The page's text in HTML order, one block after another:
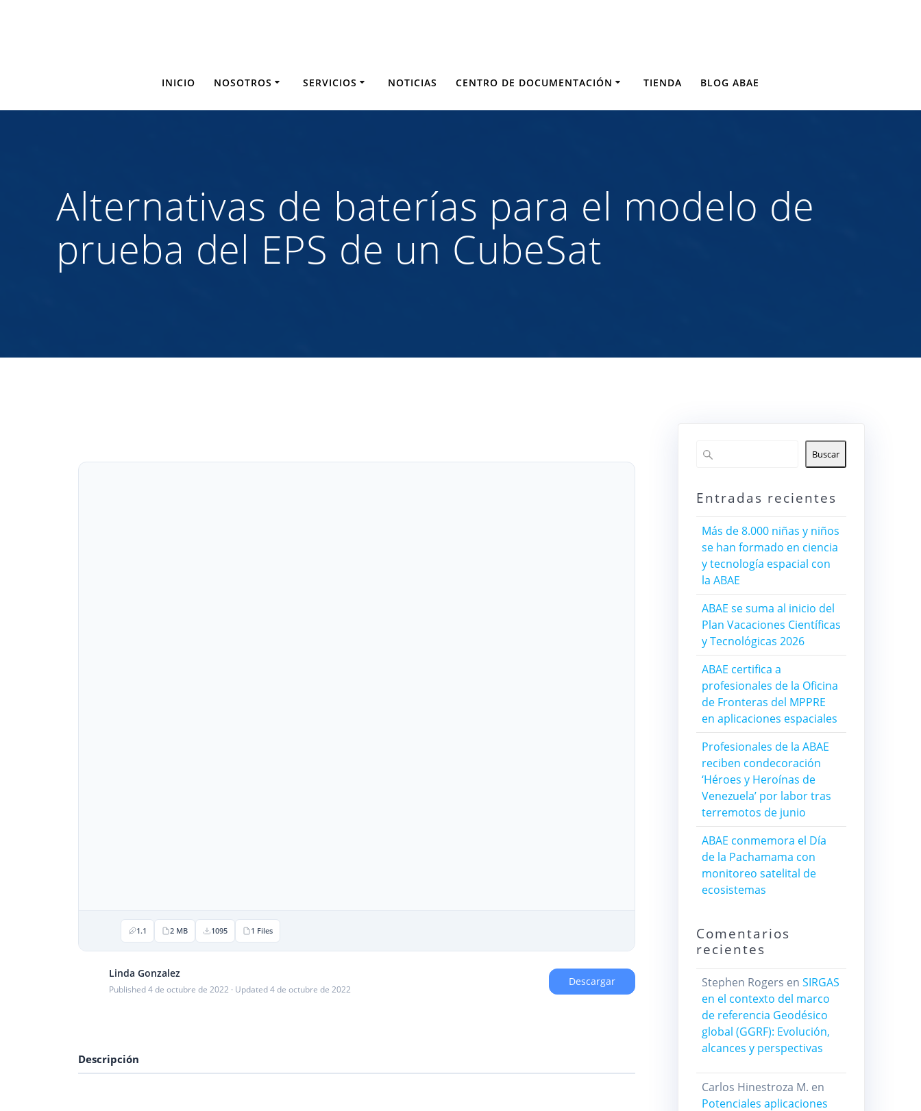
INICIO NOSOTROS SERVICIOS NOTICIAS CENTRO DE DOCUMENTACIÓN TIENDA BLOG ABAE
Alternativas de baterías para el modelo de
prueba del EPS de un CubeSat
1.1 2 MB 1095 1 Files
Linda Gonzalez
Published 4 de octubre de 2022 · Updated 4 de octubre de 2022
Descargar
Descripción
Buscar
Entradas recientes
Más de 8.000 niñas y niños
se han formado en ciencia
y tecnología espacial con
la ABAE
ABAE se suma al inicio del
Plan Vacaciones Científicas
y Tecnológicas 2026
ABAE certifica a
profesionales de la Oficina
de Fronteras del MPPRE
en aplicaciones espaciales
Profesionales de la ABAE
reciben condecoración
‘Héroes y Heroínas de
Venezuela’ por labor tras
terremotos de junio
ABAE conmemora el Día
de la Pachamama con
monitoreo satelital de
ecosistemas
Comentarios
recientes
Stephen Rogers en SIRGAS
en el contexto del marco
de referencia Geodésico
global (GGRF): Evolución,
alcances y perspectivas
Carlos Hinestroza M. en
Potenciales aplicaciones